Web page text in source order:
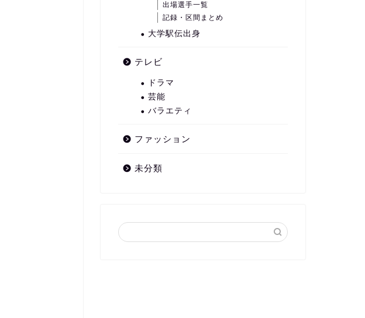
出場選手一覧
記録・区間まとめ
大学駅伝出身
テレビ
ドラマ
芸能
バラエティ
ファッション
未分類